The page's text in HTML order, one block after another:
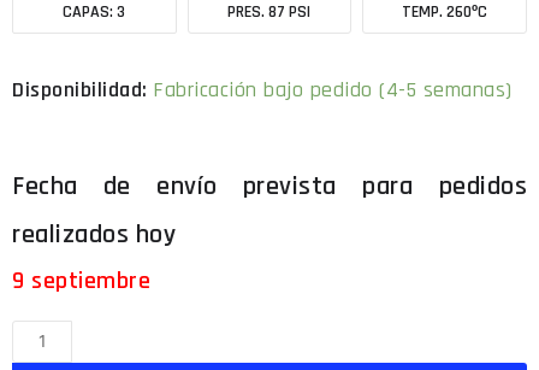
CAPAS: 3 PRES. 87 PSI TEMP. 260ºC
Fabricación bajo pedido (4-5 semanas)
9 septiembre